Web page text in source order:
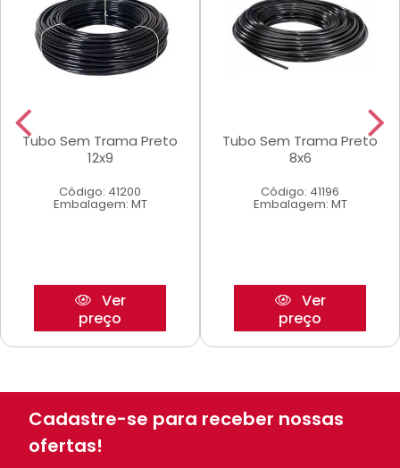
Tubo Sem Trama Preto
12x9
Código: 41200
Embalagem: MT
Ver
preço
Tubo Sem Trama Preto
8x6
Código: 41196
Embalagem: MT
Ver
preço
Cadastre-se para receber nossas
ofertas!